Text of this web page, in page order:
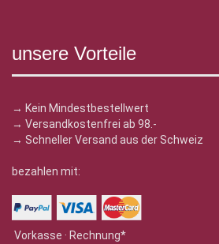
unsere Vorteile
→ Kein Mindestbestellwert
→ Versandkostenfrei ab 98.-
→ Schneller Versand aus der Schweiz
bezahlen mit:
Vorkasse · Rechnung*